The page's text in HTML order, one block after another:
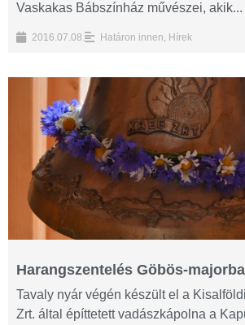
Vaskakas Bábszínház művészei, akik...
2016.07.08. Határon innen Hírek
Harangszentelés Göbös-
Tavaly nyár végén készült el a
Zrt. által építtetett vadászkápolna a